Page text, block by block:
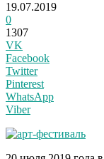
19.07.2019
0
1307
VK
Facebook
Twitter
Pinterest
WhatsApp
Viber